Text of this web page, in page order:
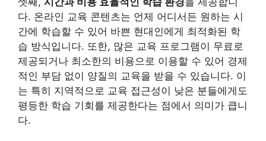
다. 온라인 교육 콘텐츠는 언제 어디서든 원하는 시
간에 학습할 수 있어 바쁜 현대인에게 최적화된 학
습 방식입니다. 또한, 많은 교육 프로그램이 무료로
제공되거나 최소한의 비용으로 이용할 수 있어 경제
적인 부담 없이 양질의 교육을 받을 수 있습니다. 이
는 특히 지역적으로 교육 접근성이 낮은 분들에게도
평등한 학습 기회를 제공한다는 점에서 의미가 큽니
다.